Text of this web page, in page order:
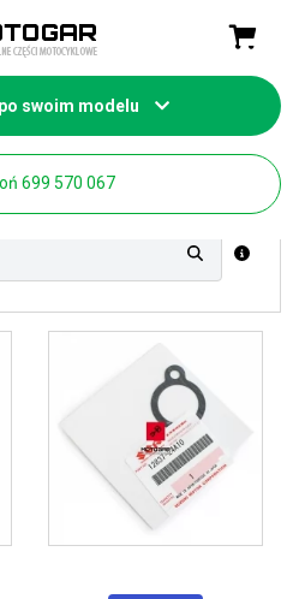
swoim modelu
699 570 067
Suzuki